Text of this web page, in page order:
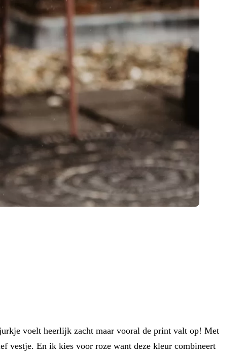
voelt heerlijk zacht maar vooral de print valt op! Met
vestje. En ik kies voor roze want deze kleur combineert